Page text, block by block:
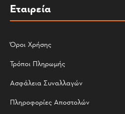
Εταιρεία
Όροι Χρήσης
Τρόποι Πληρωμής
Ασφάλεια Συναλλαγών
Πληροφορίες Αποστολών